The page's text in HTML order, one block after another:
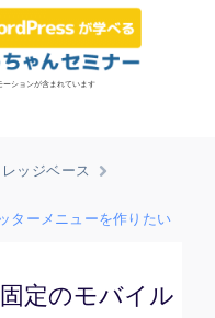
ーションが含まれています
ッジベース
ターメニューを作りたい
定のモバイル